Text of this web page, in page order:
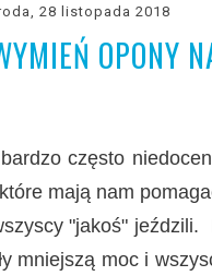
28 listopada 2018
OPONY
często
mają nam
"jakoś"
mniejszą moc i